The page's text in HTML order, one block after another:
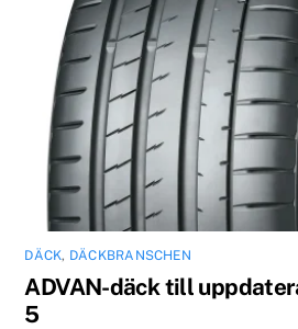
DÄCK, DÄCKBRANSCHEN
ADVAN-däck till
5